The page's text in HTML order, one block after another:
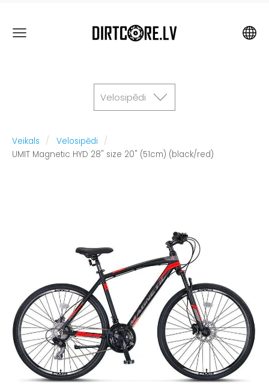
Velosipēdi
Veikals
Velosipēdi
UMIT Magnetic HYD 28" size 20" (51cm) (black/red)